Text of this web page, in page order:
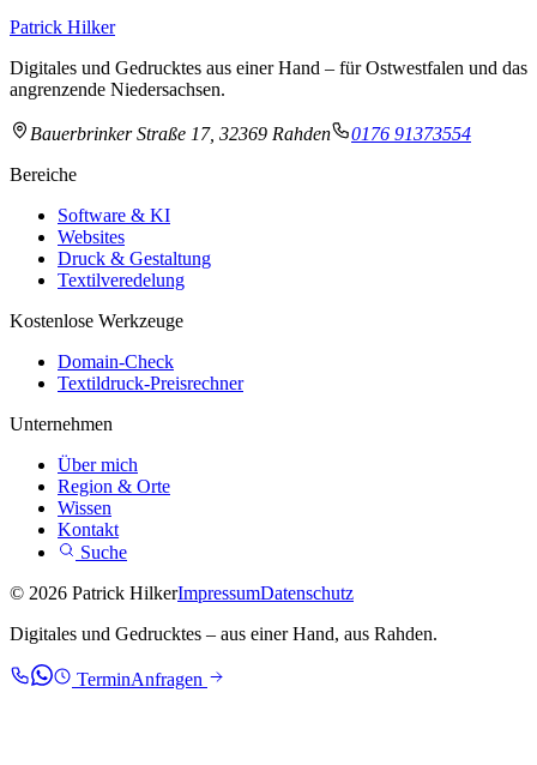
Patrick Hilker
Digitales und Gedrucktes aus einer Hand – für Ostwestfalen und das
angrenzende Niedersachsen.
Bauerbrinker Straße 17, 32369 Rahden
0176 91373554
Bereiche
Software & KI
Websites
Druck & Gestaltung
Textilveredelung
Kostenlose Werkzeuge
Domain-Check
Textildruck-Preisrechner
Unternehmen
Über mich
Region & Orte
Wissen
Kontakt
Suche
© 2026 Patrick HilkerImpressumDatenschutz
Digitales und Gedrucktes – aus einer Hand, aus Rahden.
TerminAnfragen